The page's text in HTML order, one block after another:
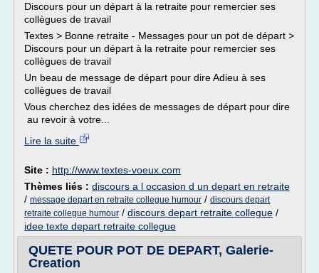
Discours pour un départ à la retraite pour remercier ses
collègues de travail
Textes > Bonne retraite - Messages pour un pot de départ >
Discours pour un départ à la retraite pour remercier ses
collègues de travail
Un beau de message de départ pour dire Adieu à ses
collègues de travail
Vous cherchez des idées de messages de départ pour dire
au revoir à votre...
Lire la suite
Site : http://www.textes-voeux.com
Thèmes liés : discours a l occasion d un depart en retraite
/ message depart en retraite collegue humour / discours depart
retraite collegue humour / discours depart retraite collegue /
idee texte depart retraite collegue
QUETE POUR POT DE DEPART, Galerie-
Creation